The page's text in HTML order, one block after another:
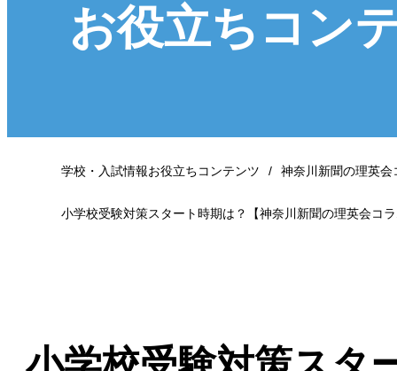
お役立ちコン
学校・入試情報お役立ちコンテンツ 神奈川新聞の理英会
小学校受験対策スタート時期は？【神奈川新聞の理英会コ